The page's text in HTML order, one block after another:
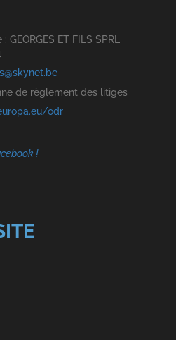
ET FILS SPRL
de règlement des litiges
odr
!